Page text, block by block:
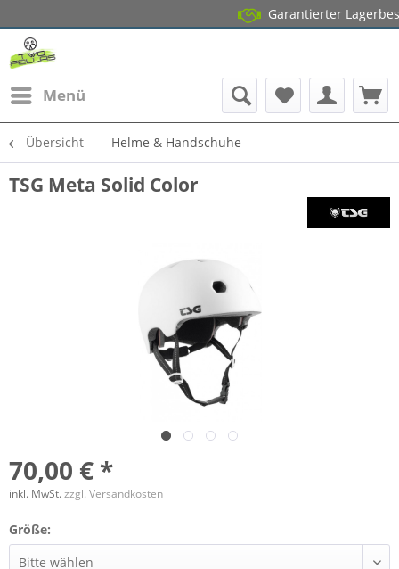
Garantierter Lagerbestand*
Menü
Übersicht Helme & Handschuhe
TSG Meta Solid Color
70,00 € *
inkl. MwSt.zzgl. Versandkosten
Größe: